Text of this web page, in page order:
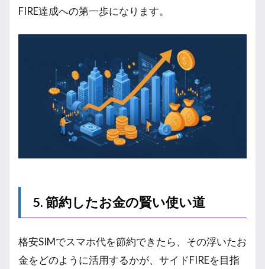
FIRE達成への第一歩になります。
5. 節約したお金の賢い使い道
格安SIMでスマホ代を節約できたら、その浮いたお
金をどのように活用するかが、サイドFIREを目指